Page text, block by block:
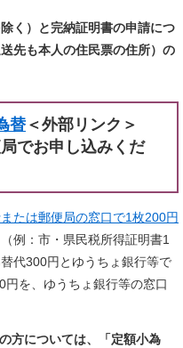
く）と完納証明書の申請につ
先も本人の住民票の住所）の
替＜外部リンク＞
でお申し込みくだ
たは郵便局の窓口で1枚200円
例：市・県民税所得証明書1
代300円とゆうちょ銀行等で
を、ゆうちょ銀行等の窓口
方については、「定額小為